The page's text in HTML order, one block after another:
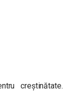
creștinătate.